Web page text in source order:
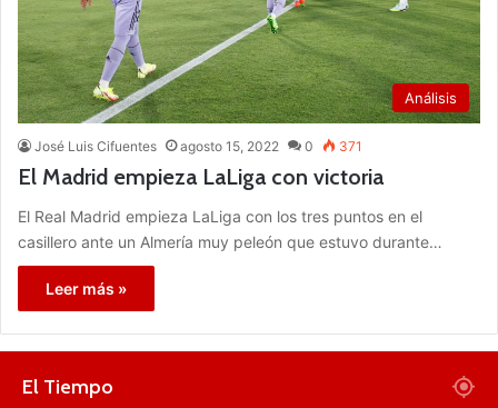
Análisis
José Luis Cifuentes agosto 15, 2022 0 371
El Madrid empieza LaLiga con victoria
El Real Madrid empieza LaLiga con los tres puntos en el
casillero ante un Almería muy peleón que estuvo durante…
Leer más »
El Tiempo